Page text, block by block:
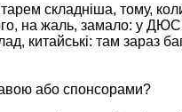
складніша, тому,
на жаль, замало: у
китайські: там зараз
або спонсорами?